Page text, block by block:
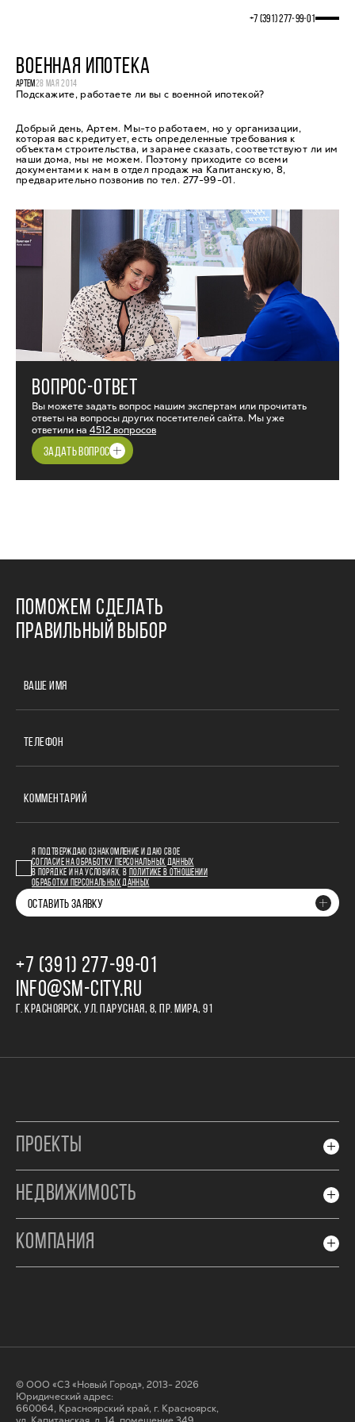
+7 (391) 277‒99‒01
ВОЕННАЯ ИПОТЕКА
АРТЕМ28 МАЯ 2014
Подскажите, работаете ли вы с военной ипотекой?
Добрый день, Артем. Мы-то работаем, но у организации,
которая вас кредитует, есть определенные требования к
объектам строительства, и заранее сказать, соответствуют ли им
наши дома, мы не можем. Поэтому приходите со всеми
документами к нам в отдел продаж на Капитанскую, 8,
предварительно позвонив по тел. 277-99-01.
ВОПРОС-ОТВЕТ
Вы можете задать вопрос нашим экспертам или прочитать
ответы на вопросы других посетителей сайта. Мы уже
ответили на 4512 вопросов
ЗАДАТЬ ВОПРОС
ПОМОЖЕМ СДЕЛАТЬ
ПРАВИЛЬНЫЙ ВЫБОР
ВАШЕ ИМЯ
ТЕЛЕФОН
КОММЕНТАРИЙ
Я ПОДТВЕРЖДАЮ ОЗНАКОМЛЕНИЕ И ДАЮ СВОЕ
СОГЛАСИЕ НА ОБРАБОТКУ ПЕРСОНАЛЬНЫХ ДАННЫХ
В ПОРЯДКЕ И НА УСЛОВИЯХ, В
ПОЛИТИКЕ В ОТНОШЕНИИ
ОБРАБОТКИ ПЕРСОНАЛЬНЫХ ДАННЫХ
ОСТАВИТЬ ЗАЯВКУ
+7 (391) 277‒99‒01
INFO@SM-CITY.RU
Г. КРАСНОЯРСК, УЛ. ПАРУСНАЯ, 8, ПР. МИРА, 91
ПРОЕКТЫ
НЕДВИЖИМОСТЬ
КОМПАНИЯ
© ООО «СЗ «Новый Город», 2013- 2026
Юридический адрес:
660064, Красноярский край, г. Красноярск,